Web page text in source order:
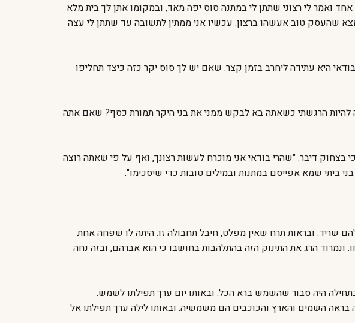
ואמר לי רצוני שתתן לי במתנה סוס יפה מאד, ובמקומו אתן לך בית מלא
שהעסק טוב אעשהו ברצון. עכשיו אני ממתין לתשובה עד שתתן לי עצה
היא עתידה ליחרב בזמן קצר. שאם יש לך סוס יקר כזה כיצד תחליפו
להיות הרגשתי כשאתה בא לבקש ממני את בני היקר תמורת כסף? שאם אתה
דיבר. "שהרי בודאי אני מוכרח לעשות רצונך, ואף על פי שאתה רוצה
ביתי שמא אפייסם במתנות ובמילים טובות כדי שיסכימו".
שריד. ובראות תרח שאין מפלט, חיבל תחבולה זו. היתה לו שפחה אחת
הרג את התינוק הזה בהתלהבות בחושבו כי הוא אברהם, ובזה נחה
היה סבור שהשמש ברא הכל. ובאותו יום ערך תפילתו לשמש.
השמים והארץ והכוכבים הם משמשיה. ובאותו לילה ערך תפילתו אל